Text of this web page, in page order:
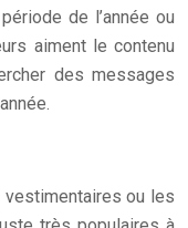
de l’année ou
aiment le contenu
des messages
ou les